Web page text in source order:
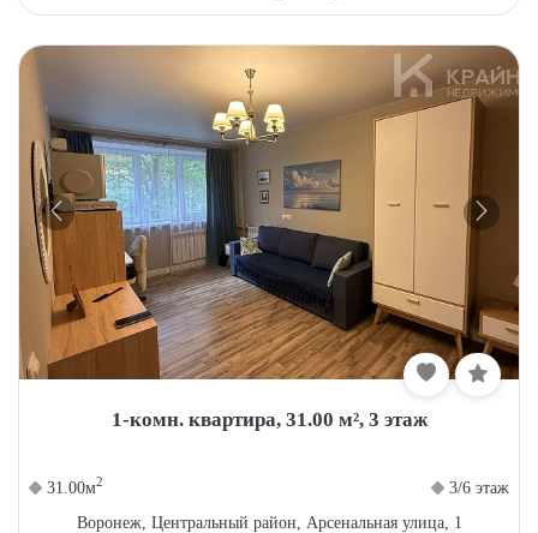
1-комн. квартира, 31.00 м², 3 этаж
31.00м2
3/6 этаж
Воронеж, Центральный район, Арсенальная улица, 1